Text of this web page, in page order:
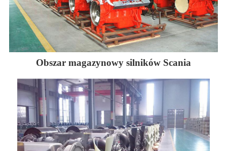
Obszar magazynowy silników Scania